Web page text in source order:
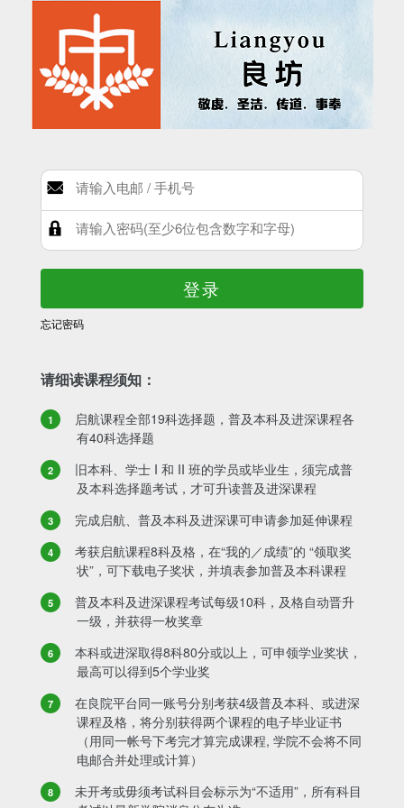
登录
忘记密码
请细读课程须知：
启航课程全部19科选择题，普及本科及进深课程各
有40科选择题
旧本科、学士 I 和 II 班的学员或毕业生，须完成普
及本科选择题考试，才可升读普及进深课程
完成启航、普及本科及进深课可申请参加延伸课程
考获启航课程8科及格，在“我的／成绩”的 “领取奖
状”，可下载电子奖状，并填表参加普及本科课程
普及本科及进深课程考试每级10科，及格自动晋升
一级，并获得一枚奖章
本科或进深取得8科80分或以上，可申领学业奖状，
最高可以得到5个学业奖
在良院平台同一账号分别考获4级普及本科、或进深
课程及格，将分别获得两个课程的电子毕业证书
（用同一帐号下考完才算完成课程, 学院不会将不同
电邮合并处理或计算）
未开考或毋须考试科目会标示为“不适用”，所有科目